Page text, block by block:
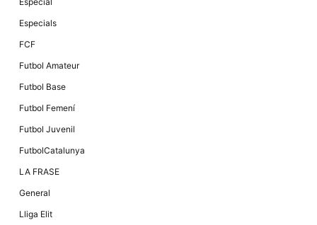
Especials
FCF
Futbol Amateur
Futbol Base
Futbol Femení
Futbol Juvenil
FutbolCatalunya
LA FRASE
General
Lliga Elit